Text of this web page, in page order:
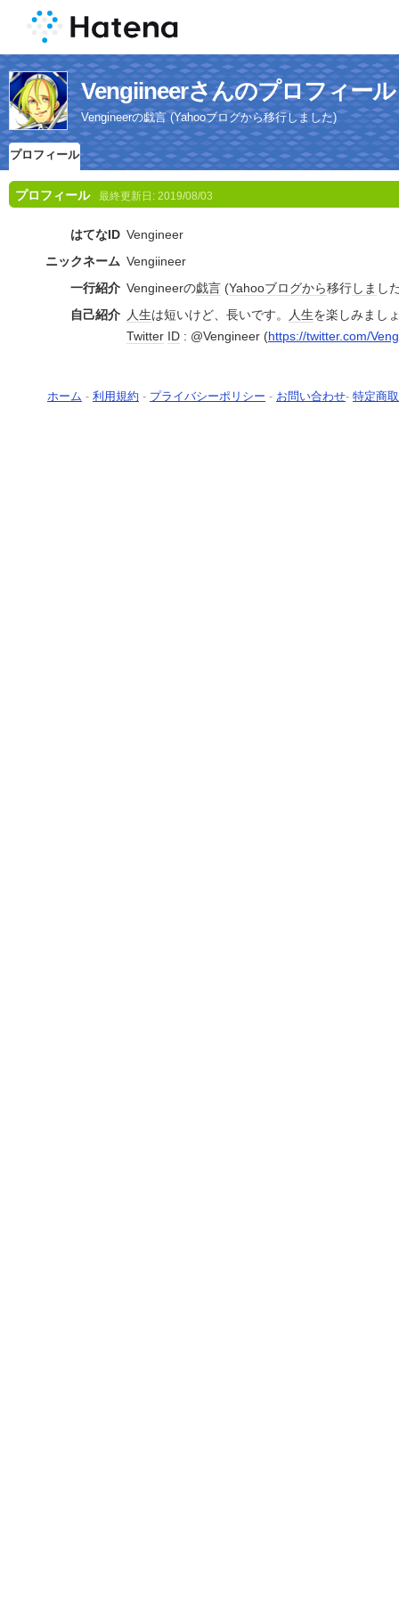
Vengiineerさんのプロフィール
Vengineerの戯言 (Yahooブログから移行しました)
プロフィール
プロフィール 最終更新日: 2019/08/03
はてなID Vengineer
ニックネーム Vengiineer
一行紹介 Vengineerの戯言 (Yahooブログから移行しま し
自己紹介 人生は短いけど、長いです。 人生を楽しみまし
Twitter ID : @Vengineer (https://twitter.com/
ホーム - 利用規約 - プライバシーポリシー - お問い合わせ- 特定商